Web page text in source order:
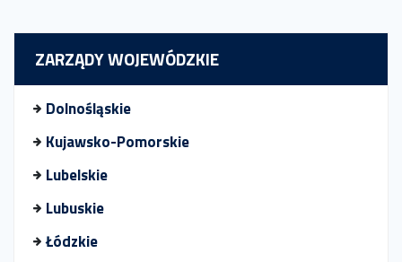
ZARZĄDY WOJEWÓDZKIE
Dolnośląskie
Kujawsko-Pomorskie
Lubelskie
Lubuskie
Łódzkie